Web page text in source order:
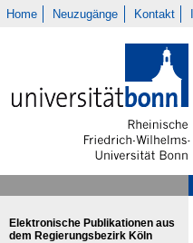
Home Neuzugänge Kontakt
Elektronische Publikationen aus
dem Regierungsbezirk Köln